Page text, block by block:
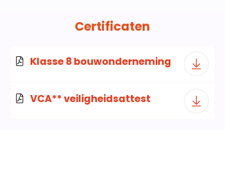
Certificaten
Klasse 8 bouwonderneming
VCA** veiligheidsattest